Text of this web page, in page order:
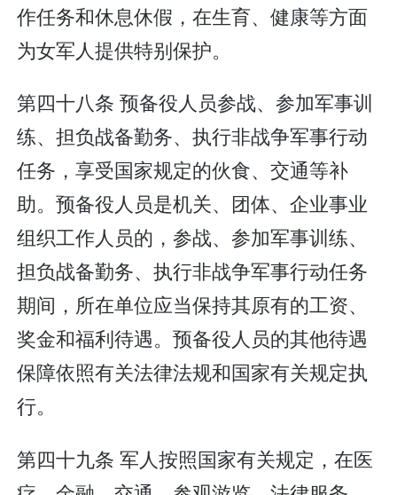
作任务和休息休假，在生育、健康等方面
为女军人提供特别保护。
第四十八条 预备役人员参战、参加军事训
练、担负战备勤务、执行非战争军事行动
任务，享受国家规定的伙食、交通等补
助。预备役人员是机关、团体、企业事业
组织工作人员的，参战、参加军事训练、
担负战备勤务、执行非战争军事行动任务
期间，所在单位应当保持其原有的工资、
奖金和福利待遇。预备役人员的其他待遇
保障依照有关法律法规和国家有关规定执
行。
第四十九条 军人按照国家有关规定，在医